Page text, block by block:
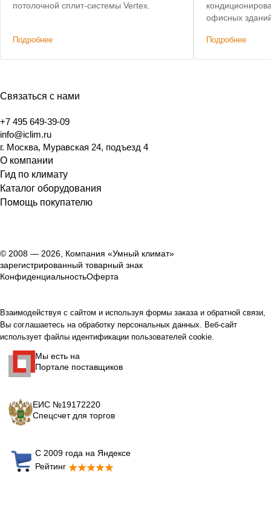
потолочной сплит-системы Vertex.
Подробнее
офисных
Подробнее
Связаться с нами
+7 495 649-39-09
info@iclim.ru
г. Москва, Муравская 24, подъезд 4
О компании
Гид по климату
Каталог оборудования
Помощь покупателю
© 2008 — 2026, Компания «Умный климат»
зарегистрированный товарный знак
КонфиденциальностьОферта
Взаимодействуя с сайтом и используя формы заказа и обратной связи,
Вы соглашаетесь на обработку персональных данных. Веб-сайт
использует файлы идентификации пользователей cookie.
Мы есть на
Портале поставщиков
ЕИС №19172220
Спецсчет для торгов
С 2009 года на Яндексе
Рейтинг